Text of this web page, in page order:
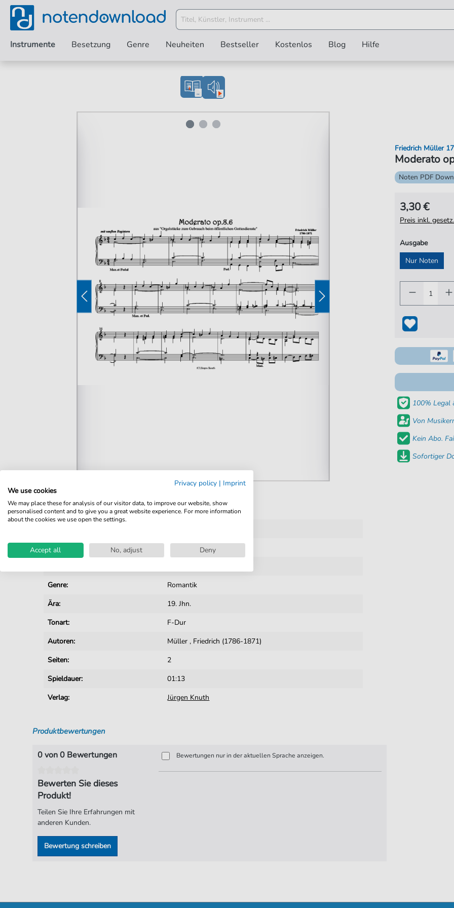
Instrumente Besetzung Genre Neuheiten Bestseller Kostenlos Blog Hilfe
Details
Arrangement:
Genre:
Romantik
Ära:
19. Jhn.
Tonart:
F-Dur
Autoren:
Müller , Friedrich (1786-1871)
Seiten:
2
Spieldauer:
01:13
Verlag:
Jürgen Knuth
Moderato
Friedrich Müller
Noten PDF
3,30 €
Preis inkl.
Ausgabe
Nur Noten
100% Legal
Von
Kein Abo.
Sofortiger
Produktbewertungen
0 von 0 Bewertungen
Bewerten Sie dieses
Produkt!
Teilen Sie Ihre Erfahrungen mit
anderen Kunden.
Bewertung schreiben
Bewertungen nur in der aktuellen Sprache anzeigen.
Privacy policy | Imprint
We use cookies
We may place these for analysis of our visitor data, to improve our website, show
personalised content and to give you a great website experience. For more information
about the cookies we use open the settings.
Accept all No, adjust Deny